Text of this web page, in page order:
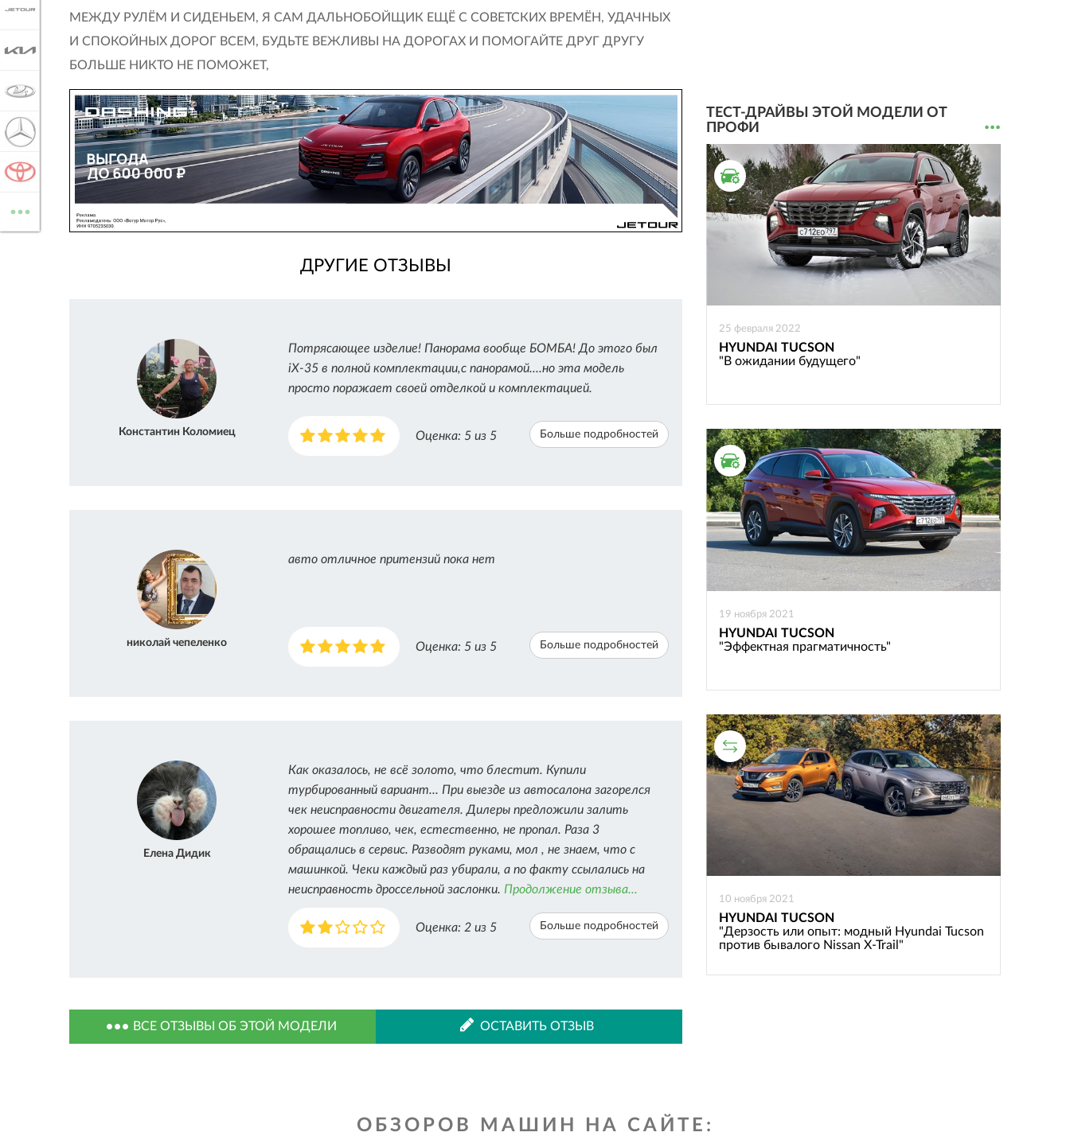
МЕЖДУ РУЛЁМ И СИДЕНЬЕМ, Я САМ ДАЛЬНОБОЙЩИК ЕЩЁ С СОВЕТСКИХ ВРЕМЁН, УДАЧНЫХ
И СПОКОЙНЫХ ДОРОГ ВСЕМ, БУДЬТЕ ВЕЖЛИВЫ НА ДОРОГАХ И ПОМОГАЙТЕ ДРУГ ДРУГУ
БОЛЬШЕ НИКТО НЕ ПОМОЖЕТ,
ДРУГИЕ ОТЗЫВЫ
Константин Коломиец
Потрясающее изделие! Панорама вообще БОМБА! До этого был
iX-35 в полной комплектации,с панорамой....но эта модель
просто поражает своей отделкой и комплектацией.
Оценка: 5 из 5 Больше подробностей
николай чепеленко
авто отличное притензий пока нет
Оценка: 5 из 5 Больше подробностей
Елена Дидик
Как оказалось, не всё золото, что блестит. Купили
турбированный вариант... При выезде из автосалона загорелся
чек неисправности двигателя. Дилеры предложили залить
хорошее топливо, чек, естественно, не пропал. Раза 3
обращались в сервис. Разводят руками, мол , не знаем, что с
машинкой. Чеки каждый раз убирали, а по факту ссылались на
неисправность дроссельной заслонки. Продолжение отзыва...
Оценка: 2 из 5 Больше подробностей
ВСЕ ОТЗЫВЫ ОБ ЭТОЙ МОДЕЛИ ОСТАВИТЬ ОТЗЫВ
ТЕСТ-ДРАЙВЫ ЭТОЙ МОДЕЛИ ОТ
ПРОФИ
...
ТЕСТ ДРАЙВ
25 февраля 2022
HYUNDAI TUCSON
"В ожидании будущего"
ТЕСТ ДРАЙВ
19 ноября 2021
HYUNDAI TUCSON
"Эффектная прагматичность"
СРАВНИТЕЛЬНЫЙ ТЕСТ
10 ноября 2021
HYUNDAI TUCSON
"Дерзость или опыт: модный Hyundai Tucson
против бывалого Nissan X-Trail"
ОБЗОРОВ МАШИН НА САЙТЕ:
LADA
MERCEDES-BENZ
TOYOTA
... ВСЕ МАРКИ